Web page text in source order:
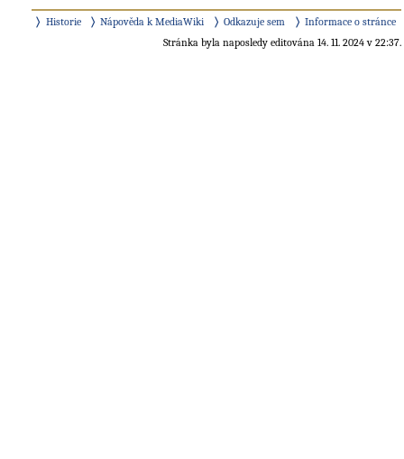
Historie Nápověda k MediaWiki Odkazuje sem
Informace o stránce
Stránka byla naposledy editována 14. 11. 2024 v 22:37.